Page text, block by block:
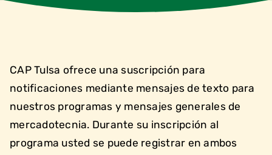
CAP Tulsa ofrece una suscripción para
notificaciones mediante mensajes de texto para
nuestros programas y mensajes generales de
mercadotecnia. Durante su inscripción al
programa usted se puede registrar en ambos